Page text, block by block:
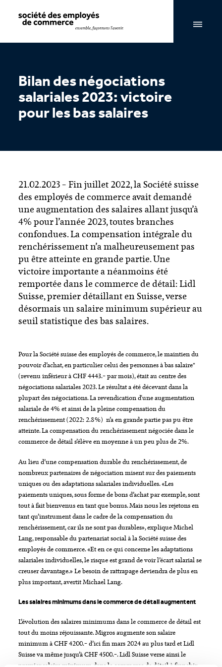
Bilan des négociations
salariales 2023: victoire
pour les bas salaires
21.02.2023 – Fin juillet 2022, la Société suisse
des employés de commerce avait demandé
une augmentation des salaires allant jusqu’à
4% pour l’année 2023, toutes branches
confondues. La compensation intégrale du
renchérissement n’a malheureusement pas
pu être atteinte en grande partie. Une
victoire importante a néanmoins été
remportée dans le commerce de détail: Lidl
Suisse, premier détaillant en Suisse, verse
désormais un salaire minimum supérieur au
seuil statistique des bas salaires.
Pour la Société suisse des employés de commerce, le maintien du
pouvoir d’achat, en particulier celui des personnes à bas salaire*
(revenu inférieur à CHF 4443.– par mois), était au centre des
négociations salariales 2023. Le résultat a été décevant dans la
plupart des négociations. La revendication d'une augmentation
salariale de 4% et ainsi de la pleine compensation du
renchérissement (2022: 2.8%) n’a en grande partie pas pu être
atteinte. La compensation du renchérissement négociée dans le
commerce de détail s’élève en moyenne à un peu plus de 2%.
Au lieu d’une compensation durable du renchérissement, de
nombreux partenaires de négociation misent sur des paiements
uniques ou des adaptations salariales individuelles. «Les
paiements uniques, sous forme de bons d’achat par exemple, sont
tout à fait bienvenus en tant que bonus. Mais nous les rejetons en
tant qu’instrument dans le cadre de la compensation du
renchérissement, car ils ne sont pas durables», explique Michel
Lang, responsable du partenariat social à la Société suisse des
employés de commerce. «Et en ce qui concerne les adaptations
salariales individuelles, le risque est grand de voir l’écart salarial se
creuser davantage.» Le besoin de rattrapage deviendra de plus en
plus important, avertit Michael Lang.
Les salaires minimums dans le commerce de détail augmentent
L’évolution des salaires minimums dans le commerce de détail est
tout du moins réjouissante. Migros augmente son salaire
minimum à CHF 4200.– d’ici fin mars 2024 au plus tard et Lidl
Suisse va même jusqu’à CHF 4500.–. Lidl Suisse verse ainsi le
premier salaire minimum dans le commerce de détail à franchir